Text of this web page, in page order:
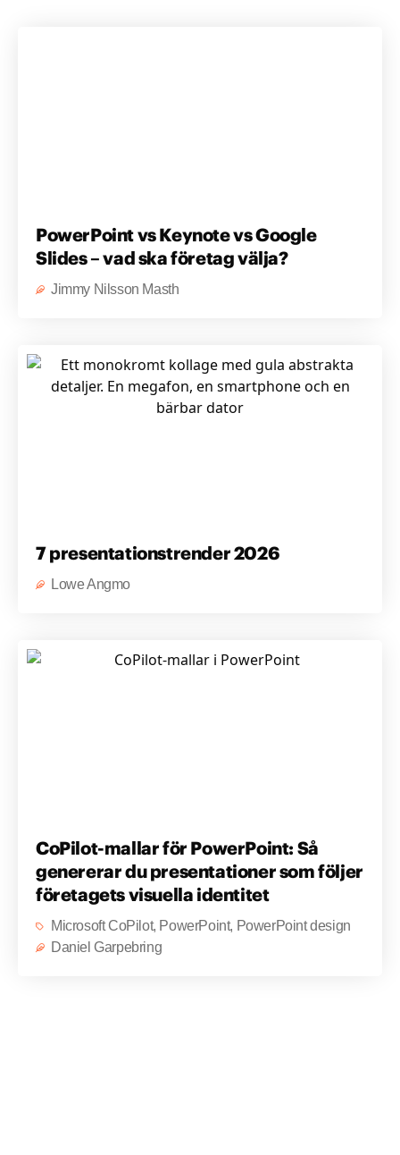
PowerPoint vs Keynote vs Google
Slides – vad ska företag välja?
Jimmy Nilsson Masth
7 presentationstrender 2026
Lowe Angmo
CoPilot-mallar för PowerPoint: Så
genererar du presentationer som följer
företagets visuella identitet
Microsoft CoPilot, PowerPoint, PowerPoint design
Daniel Garpebring